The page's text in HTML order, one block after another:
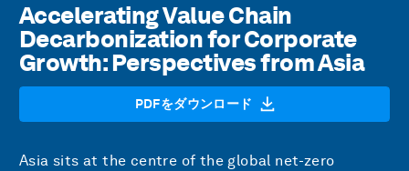
Accelerating Value Chain
Decarbonization for Corporate
Growth: Perspectives from Asia
PDFをダウンロード
Asia sits at the centre of the global net-zero